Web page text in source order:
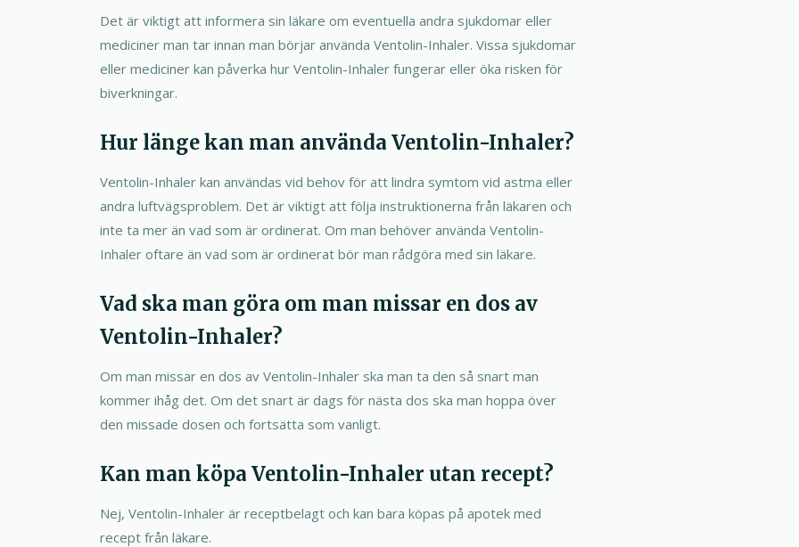
Det är viktigt att informera sin läkare om eventuella andra sjukdomar eller
mediciner man tar innan man börjar använda Ventolin-Inhaler. Vissa sjukdomar
eller mediciner kan påverka hur Ventolin-Inhaler fungerar eller öka risken för
biverkningar.
Hur länge kan man använda Ventolin-Inhaler?
Ventolin-Inhaler kan användas vid behov för att lindra symtom vid astma eller
andra luftvägsproblem. Det är viktigt att följa instruktionerna från läkaren och
inte ta mer än vad som är ordinerat. Om man behöver använda Ventolin-
Inhaler oftare än vad som är ordinerat bör man rådgöra med sin läkare.
Vad ska man göra om man missar en dos av
Ventolin-Inhaler?
Om man missar en dos av Ventolin-Inhaler ska man ta den så snart man
kommer ihåg det. Om det snart är dags för nästa dos ska man hoppa över
den missade dosen och fortsätta som vanligt.
Kan man köpa Ventolin-Inhaler utan recept?
Nej, Ventolin-Inhaler är receptbelagt och kan bara köpas på apotek med
recept från läkare.